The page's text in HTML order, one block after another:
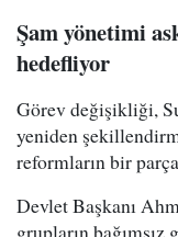
Şam yönetimi
hedefliyor
Görev değişikliği,
yeniden
reformların bir
Devlet Başkanı
grupların